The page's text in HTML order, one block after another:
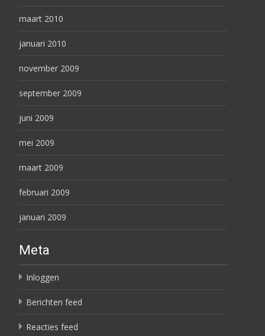
maart 2010
januari 2010
november 2009
september 2009
juni 2009
mei 2009
maart 2009
februari 2009
januari 2009
Meta
Inloggen
Berichten feed
Reacties feed